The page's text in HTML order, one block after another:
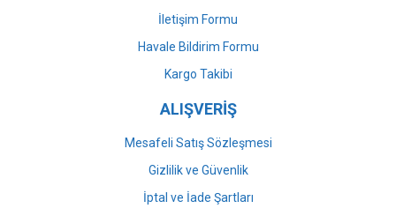
Gönder
İletişim Formu
Havale Bildirim Formu
Kargo Takibi
ALIŞVERİŞ
Mesafeli Satış Sözleşmesi
Gizlilik ve Güvenlik
İptal ve İade Şartları